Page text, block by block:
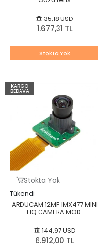
35,18 USD
1.677,31 TL
Stokta Yok
KARGO
BEDAVA
Stokta Yok
Tükendi
ARDUCAM 12MP IMX477 MINI
HQ CAMERA MOD.
144,97 USD
6.912,00 TL